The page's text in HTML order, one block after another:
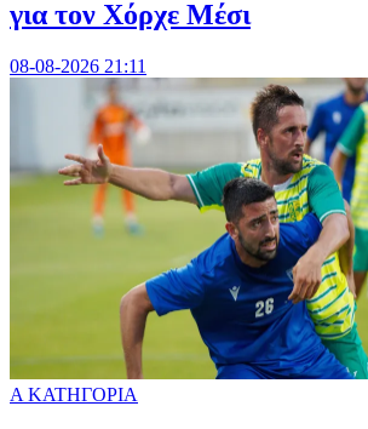
για τον Χόρχε Μέσι
08-08-2026 21:11
Α ΚΑΤΗΓΟΡΙΑ